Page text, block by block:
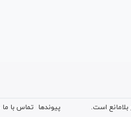
است.
پیوندها تماس با ما